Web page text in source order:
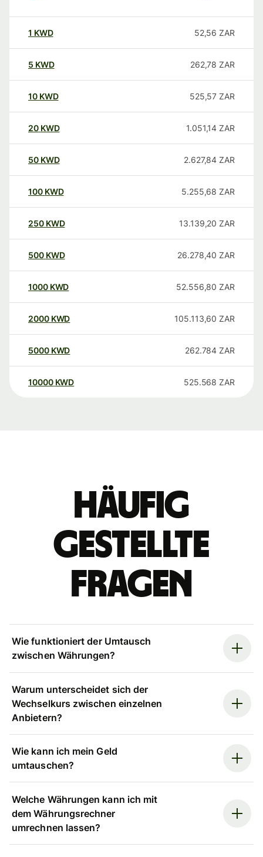
1 KWD 52,56 ZAR
5 KWD 262,78 ZAR
10 KWD 525,57 ZAR
20 KWD 1.051,14 ZAR
50 KWD 2.627,84 ZAR
100 KWD 5.255,68 ZAR
250 KWD 13.139,20 ZAR
500 KWD 26.278,40 ZAR
1000 KWD 52.556,80 ZAR
2000 KWD 105.113,60 ZAR
5000 KWD 262.784 ZAR
10000 KWD 525.568 ZAR
Häufig
gestellte
Fragen
Wie funktioniert der Umtausch
zwischen Währungen?
Warum unterscheidet sich der
Wechselkurs zwischen einzelnen
Anbietern?
Wie kann ich mein Geld
umtauschen?
Welche Währungen kann ich mit
dem Währungsrechner
umrechnen lassen?